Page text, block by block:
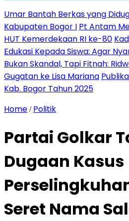
Umar Bantah Berkas yang
Kabupaten Bogor I Pt Antam
HUT Kemerdekaan RI ke-80
Edukasi Kepada Siswa: Agar
Bukan Skandal, Tapi Fitnah:
Gugatan ke Lisa Mariana
Kab. Bogor Tahun 2025
Home / Politik
Partai Golkar
Dugaan Kasus
Seret Nama